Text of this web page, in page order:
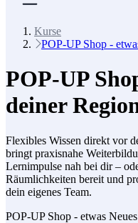
Kurse
POP-UP Shop -
POP-UP
deiner
Flexibles Wissen direkt vor
bringt praxisnahe
Lernimpulse nah bei dir –
Räumlichkeiten bereit und
dein eigenes Team.
POP-UP Shop - etwas